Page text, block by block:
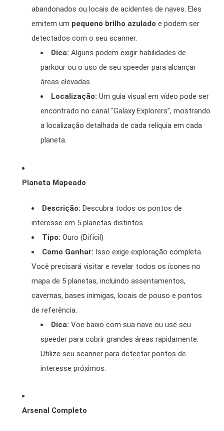
abandonados ou locais de acidentes de naves. Eles
emitem um pequeno brilho azulado e podem ser
detectados com o seu scanner.
Dica: Alguns podem exigir habilidades de
parkour ou o uso de seu speeder para alcançar
áreas elevadas.
Localização: Um guia visual em vídeo pode ser
encontrado no canal “Galaxy Explorers”, mostrando
a localização detalhada de cada relíquia em cada
planeta.
Planeta Mapeado
Descrição: Descubra todos os pontos de
interesse em 5 planetas distintos.
Tipo: Ouro (Difícil)
Como Ganhar: Isso exige exploração completa.
Você precisará visitar e revelar todos os ícones no
mapa de 5 planetas, incluindo assentamentos,
cavernas, bases inimigas, locais de pouso e pontos
de referência.
Dica: Voe baixo com sua nave ou use seu
speeder para cobrir grandes áreas rapidamente.
Utilize seu scanner para detectar pontos de
interesse próximos.
Arsenal Completo